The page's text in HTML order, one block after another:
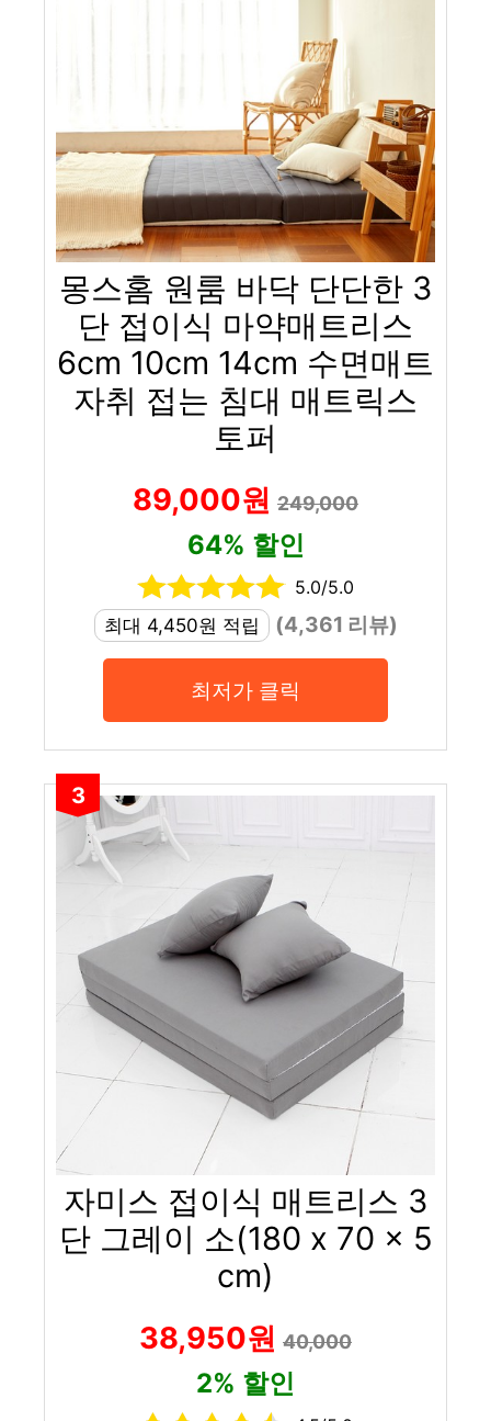
몽스홈 원룸 바닥 단단한 3
단 접이식 마약매트리스
6cm 10cm 14cm 수면매트
자취 접는 침대 매트릭스
토퍼
89,000원 249,000
64% 할인
5.0/5.0
최대 4,450원 적립
(4,361 리뷰)
최저가 클릭
3
자미스 접이식 매트리스 3
단 그레이 소(180 x 70 x 5
cm)
38,950원 40,000
2% 할인